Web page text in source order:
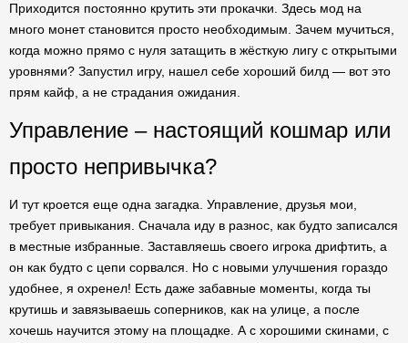
Приходится постоянно крутить эти прокачки. Здесь мод на
много монет становится просто необходимым. Зачем мучиться,
когда можно прямо с нуля затащить в жёсткую лигу с открытыми
уровнями? Запустил игру, нашел себе хороший билд — вот это
прям кайф, а не страдания ожидания.
Управление – настоящий кошмар или
просто непривычка?
И тут кроется еще одна загадка. Управление, друзья мои,
требует привыкания. Сначала иду в разнос, как будто записался
в местные избранные. Заставляешь своего игрока дрифтить, а
он как будто с цепи сорвался. Но с новыми улучшения гораздо
удобнее, я охренел! Есть даже забавные моменты, когда ты
крутишь и завязываешь соперников, как на улице, а после
хочешь научится этому на площадке. А с хорошими скинами, с